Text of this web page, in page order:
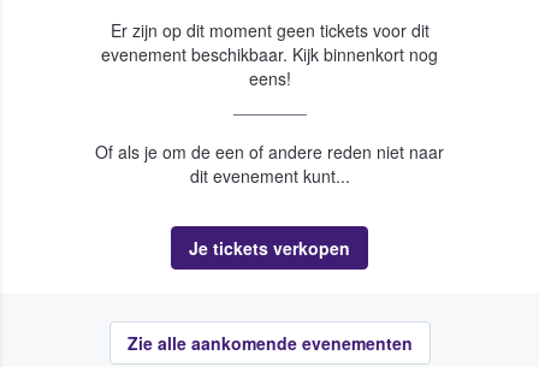
Er zijn op dit moment geen tickets voor dit
evenement beschikbaar. Kijk binnenkort nog
eens!
Of als je om de een of andere reden niet naar
dit evenement kunt...
Je tickets verkopen
Zie alle aankomende evenementen